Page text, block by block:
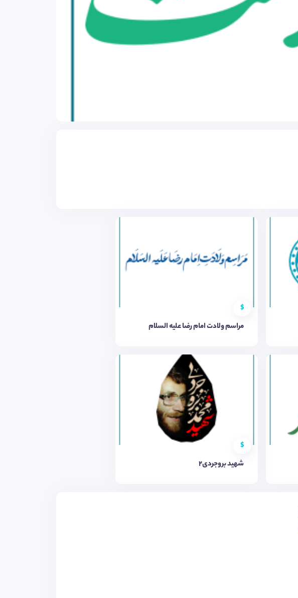
$
مراسم ولادت امام رضا علیه السلام
$
شهید بروجردی2